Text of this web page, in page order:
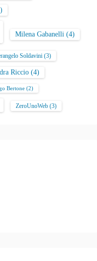
Milena Gabanelli (4)
Soldavini (3)
Riccio (4)
Bertone (2)
ZeroUnoWeb (3)